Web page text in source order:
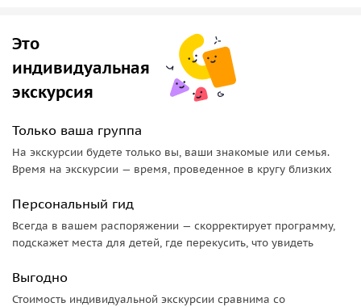
Это
индивидуальная
экскурсия
Только ваша группа
На экскурсии будете только вы, ваши знакомые или семья.
Время на экскурсии — время, проведенное в кругу близких
Персональный гид
Всегда в вашем распоряжении — скорректирует программу,
подскажет места для детей, где перекусить, что увидеть
Выгодно
Стоимость индивидуальной экскурсии сравнима со